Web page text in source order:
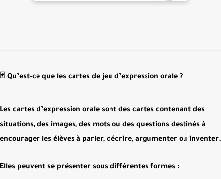
🃏 Qu’est-ce que les cartes de jeu d’expression orale ?
Les cartes d’expression orale sont des cartes contenant des
situations, des images, des mots ou des questions destinés à
encourager les élèves à parler, décrire, argumenter ou inventer.
Elles peuvent se présenter sous différentes formes :